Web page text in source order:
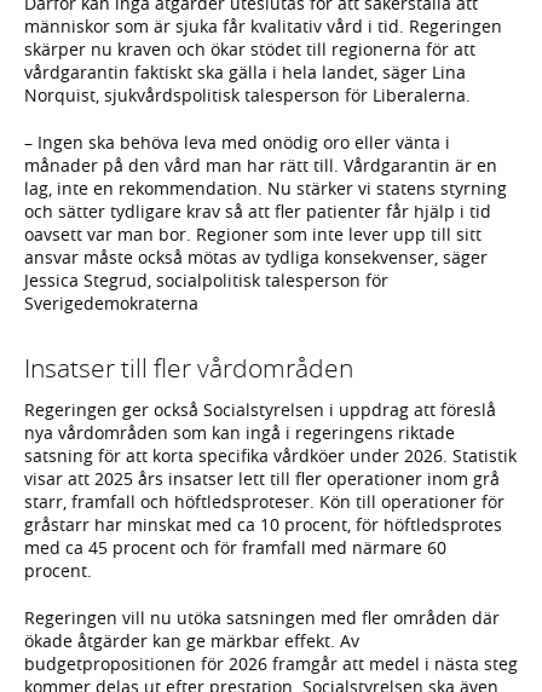
människor som är sjuka får kvalitativ vård i tid. Regeringen
skärper nu kraven och ökar stödet till regionerna för att
vårdgarantin faktiskt ska gälla i hela landet, säger Lina
Norquist, sjukvårdspolitisk talesperson för Liberalerna.
– Ingen ska behöva leva med onödig oro eller vänta i
månader på den vård man har rätt till. Vårdgarantin är en
lag, inte en rekommendation. Nu stärker vi statens styrning
och sätter tydligare krav så att fler patienter får hjälp i tid
oavsett var man bor. Regioner som inte lever upp till sitt
ansvar måste också mötas av tydliga konsekvenser, säger
Jessica Stegrud, socialpolitisk talesperson för
Sverigedemokraterna
Insatser till fler vårdområden
Regeringen ger också Socialstyrelsen i uppdrag att föreslå
nya vårdområden som kan ingå i regeringens riktade
satsning för att korta specifika vårdköer under 2026. Statistik
visar att 2025 års insatser lett till fler operationer inom grå
starr, framfall och höftledsproteser. Kön till operationer för
gråstarr har minskat med ca 10 procent, för höftledsprotes
med ca 45 procent och för framfall med närmare 60
procent.
Regeringen vill nu utöka satsningen med fler områden där
ökade åtgärder kan ge märkbar effekt. Av
budgetpropositionen för 2026 framgår att medel i nästa steg
kommer delas ut efter prestation. Socialstyrelsen ska även